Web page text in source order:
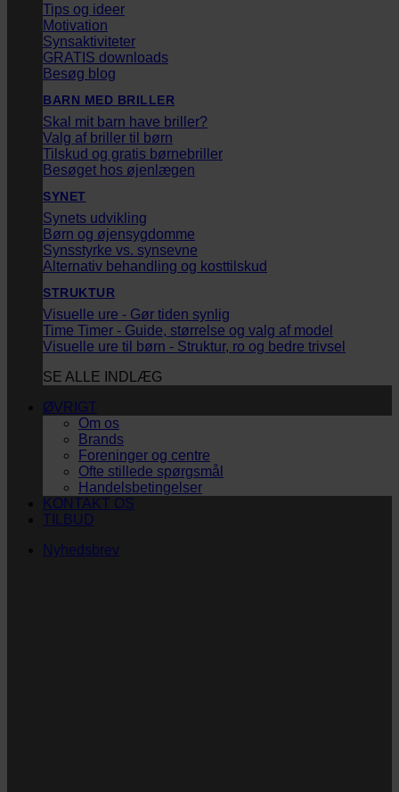
Tips og ideer
Motivation
Synsaktiviteter
GRATIS downloads
Besøg blog
BARN MED BRILLER
Skal mit barn have briller?
Valg af briller til børn
Tilskud og gratis børnebriller
Besøget hos øjenlægen
SYNET
Synets udvikling
Børn og øjensygdomme
Synsstyrke vs. synsevne
Alternativ behandling og kosttilskud
STRUKTUR
Visuelle ure - Gør tiden synlig
Time Timer - Guide, størrelse og valg af model
Visuelle ure til børn - Struktur, ro og bedre trivsel
SE ALLE INDLÆG
ØVRIGT
Om os
Brands
Foreninger og centre
Ofte stillede spørgsmål
Handelsbetingelser
KONTAKT OS
TILBUD
Nyhedsbrev